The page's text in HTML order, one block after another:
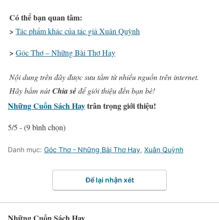
Có thể bạn quan tâm:
> Tác phẩm khác của tác giả Xuân Quỳnh
> Góc Thơ – Những Bài Thơ Hay
Nội dung trên đây được sưu tầm từ nhiều nguồn trên internet.
Hãy bấm nútChia sẻđể giới thiệu đến bạn bè!
Những Cuốn Sách Haytrân trọng giới thiệu!
5/5 - (9 bình chọn)
Danh mục: Góc Thơ - Những Bài Thơ Hay, Xuân Quỳnh
Để lại nhận xét